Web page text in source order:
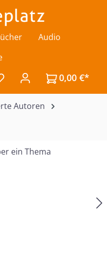
Audio
Du hast 0 Produkte auf
0,00 €*
Autoren